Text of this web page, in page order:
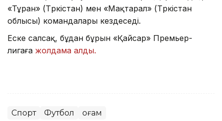
«Тұран» (Түркістан) мен «Мақтарал» (Түркістан
облысы) командалары кездеседі.
Еске салсақ, бұдан бұрын «Қайсар» Премьер-
лигаға жолдама алды.
Спорт Футбол Қоғам